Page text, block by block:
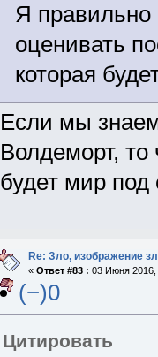
Я правильно
оценивать
которая
Если мы
Волдеморт,
будет мир под
Re: Зло, изображение
« Ответ #83 : 03 Июня 2016,
(−)0
Цитировать